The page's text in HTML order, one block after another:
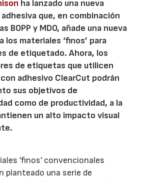
ha lanzado una nueva
que, en combinación
BOPP y MDO, añade una nueva
los materiales ‘finos’ para
de etiquetado. Ahora, los
de etiquetas que utilicen
adhesivo ClearCut podrán
sus objetivos de
como de productividad, a la
un alto impacto visual
'finos' convencionales
planteado una serie de